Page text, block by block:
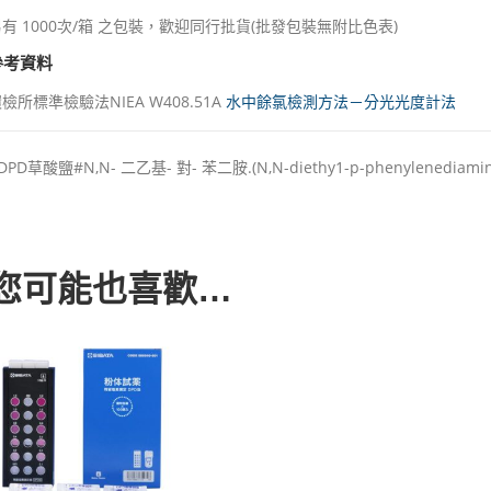
1000次/箱 之包裝，歡迎同行批貨(批發包裝無附比色表)
考資料
所標準檢驗法NIEA W408.51A 水中餘氯檢測方法－分光光度計法
草酸鹽#N,N- 二乙基- 對- 苯二胺.(N,N-diethy1-p-
可能也喜歡…